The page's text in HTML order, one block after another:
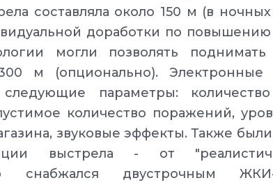
составляла около 150 м (в
доработки по
могли позволять поднимать
м (опционально). Электронные
следующие параметры:
количество поражений,
звуковые эффекты. Также
выстрела - от
снабжался двустрочным ЖКИ-